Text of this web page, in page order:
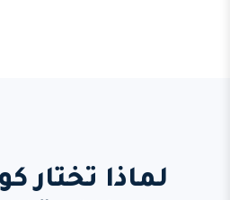
لماذا تختار